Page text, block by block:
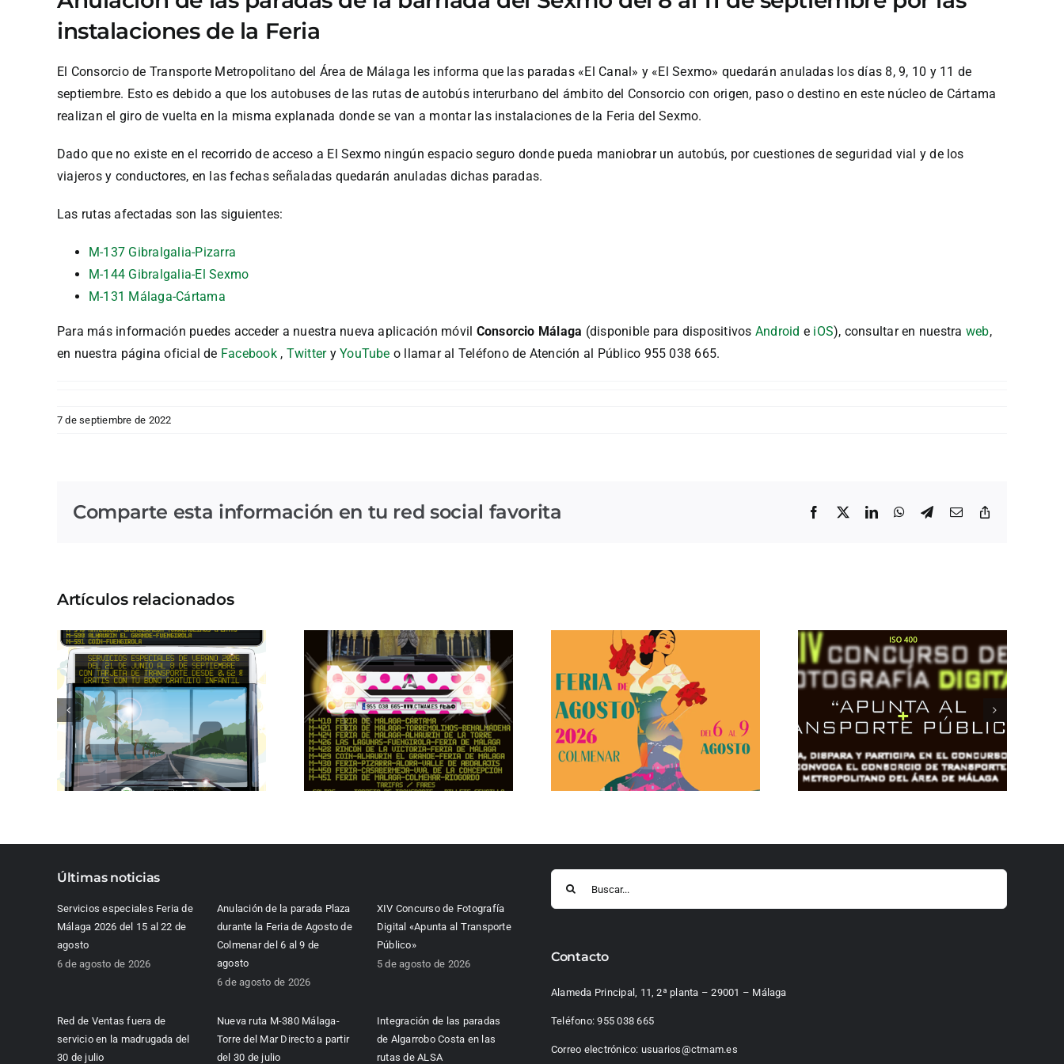
instalaciones de la Feria
El Consorcio de Transporte Metropolitano del Área de Málaga les informa que las paradas «El Canal» y «El Sexmo» quedarán anuladas los días 8, 9, 10 y 11 de
septiembre. Esto es debido a que los autobuses de las rutas de autobús interurbano del ámbito del Consorcio con origen, paso o destino en este núcleo de Cártama
realizan el giro de vuelta en la misma explanada donde se van a montar las instalaciones de la Feria del Sexmo.
Dado que no existe en el recorrido de acceso a El Sexmo ningún espacio seguro donde pueda maniobrar un autobús, por cuestiones de seguridad vial y de los
viajeros y conductores, en las fechas señaladas quedarán anuladas dichas paradas.
Las rutas afectadas son las siguientes:
M-137 Gibralgalia-Pizarra
M-144 Gibralgalia-El Sexmo
M-131 Málaga-Cártama
Para más información puedes acceder a nuestra nueva aplicación móvil Consorcio Málaga (disponible para dispositivos Android e iOS), consultar en nuestra web,
en nuestra página oficial de Facebook, TwitteryYouTube o llamar al Teléfono de Atención al Público 955 038 665.
7 de septiembre de 2022
Comparte esta información en tu red social favorita Facebook
X LinkedInWhatsApp
Telegram
Correo
Artículos relacionados
Últimas noticias
Servicios especiales Feria de
Málaga 2026 del 15 al 22 de
agosto
6 de agosto de 2026
Anulación de la parada Plaza
durante la Feria de Agosto de
Colmenar del 6 al 9 de
agosto
6 de agosto de 2026
XIV Concurso de Fotografía
Digital «Apunta al Transporte
Público»
5 de agosto de 2026
Red de Ventas fuera de
servicio en la madrugada del
30 de julio
Nueva ruta M-380 Málaga-
Torre del Mar Directo a partir
del 30 de julio
Integración de las paradas
de Algarrobo Costa en las
rutas de ALSA
Contacto
Alameda Principal, 11, 2ª planta – 29001 – Málaga
Teléfono:955 038 665
Correo electrónico: usuarios@ctmam.es